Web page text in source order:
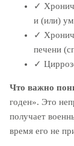
✓
и (или)
✓
печени
✓
Что важно
годен». Это
получает
время его не